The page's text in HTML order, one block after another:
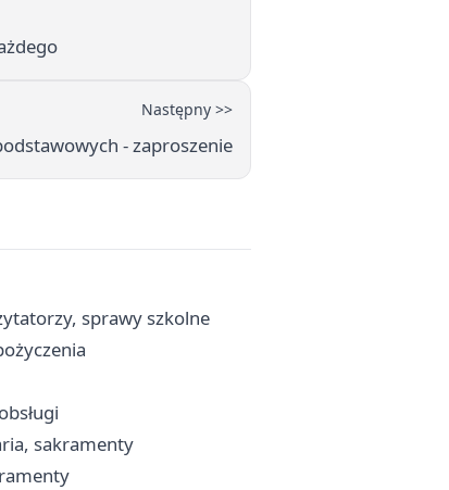
Następny >>
- zaproszenie
sprawy szkolne
sakramenty